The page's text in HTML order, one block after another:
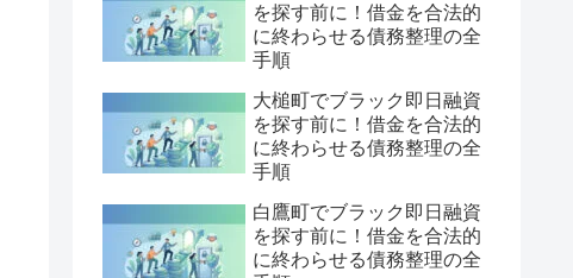
を探す前に！借金を合法的
に終わらせる債務整理の全
手順
大槌町でブラック即日融資
を探す前に！借金を合法的
に終わらせる債務整理の全
手順
白鷹町でブラック即日融資
を探す前に！借金を合法的
に終わらせる債務整理の全